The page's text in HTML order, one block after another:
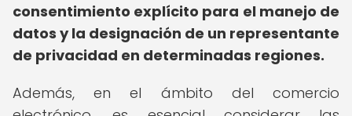
consentimiento explícito para el manejo de
datos y la designación de un representante
de privacidad en determinadas regiones.
Además, en el ámbito del comercio